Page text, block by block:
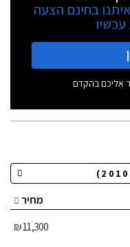
בחינם הצעה
אליכם בהקדם
מחיר
11,300 ₪